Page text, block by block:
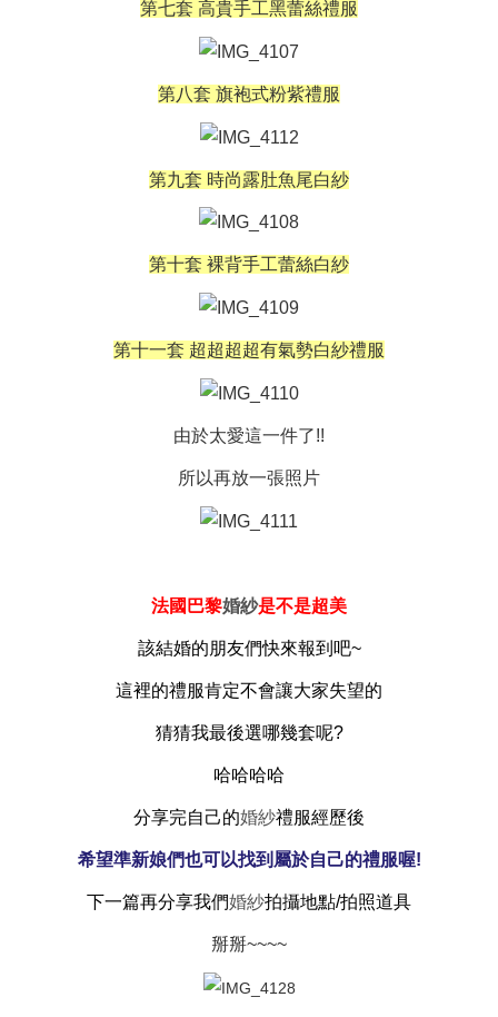
第七套 高貴手工黑蕾絲禮服
第八套 旗袍式粉紫禮服
第九套 時尚露肚魚尾白紗
第十套 裸背手工蕾絲白紗
第十一套 超超超超有氣勢白紗禮服
由於太愛這一件了!!
所以再放一張照片
法國巴黎婚紗是不是超美
該結婚的朋友們快來報到吧~
這裡的禮服肯定不會讓大家失望的
猜猜我最後選哪幾套呢?
哈哈哈哈
分享完自己的婚紗禮服經歷後
希望準新娘們也可以找到屬於自己的禮服喔!
下一篇再分享我們婚紗拍攝地點/拍照道具
掰掰~~~~